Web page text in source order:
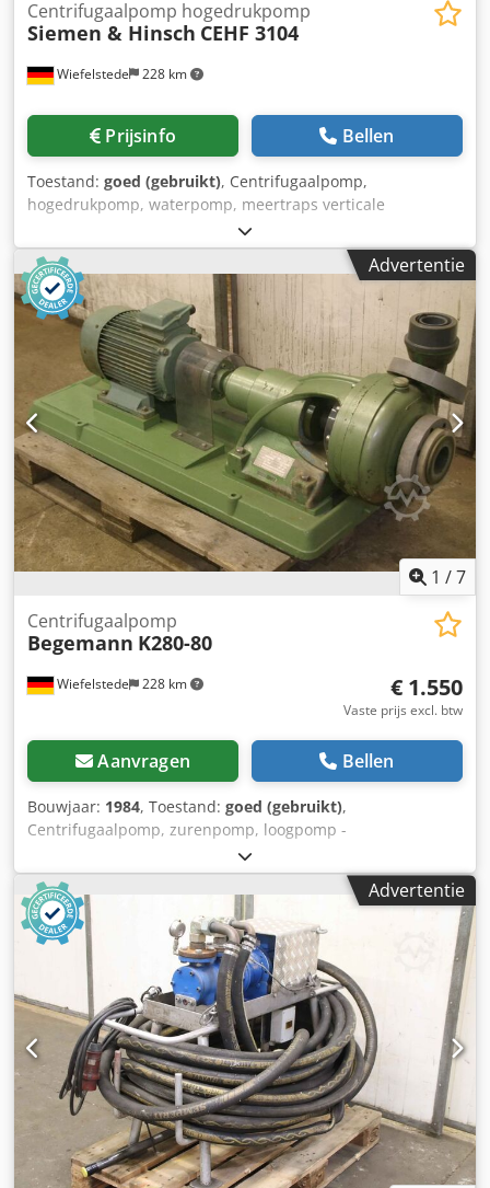
Wiefelstede 228 km
Centrifugaalpomp hogedrukpomp
Siemen & Hinsch CEHF 3104
Prijsinfo Bellen
Toestand: goed (gebruikt), Centrifugaalpomp,
hogedrukpomp, waterpomp, meertraps verticale
centrifugaalpomp -Fabrikant: Siemen Hinsch,
zijkanaalpomp type CEHF 3104 -Motor: AEG 22 kW / 2915
tpm -Afmetingen: 1680/800/H990 mm -Gewicht: 394 kg
Dedpfx Ajhn S Slodwekr
Advertentie
1 /7
Wiefelstede 228 km
Centrifugaalpomp
Begemann K280-80
€ 1.550
Vaste prijs excl. btw
Aanvragen Bellen
Bouwjaar: 1984, Toestand: goed (gebruikt),
Centrifugaalpomp, zurenpomp, loogpomp -
Motorvermogen: 11 kW - Toerental: 1440 t/min - Capaciteit:
40 m³/h - Aansluiting leiding ingang: DN80 Djdsb A R
Iyopfx Adwekr - Aansluiting leiding uitgang: DN80 -
Afmetingen: 1550/550/H550 mm - Gewicht: 240 kg
Advertentie